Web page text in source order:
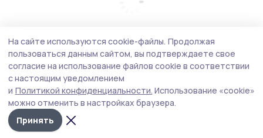
На сайте используются cookie-файлы. Продолжая
пользоваться данным сайтом, вы подтверждаете свое
согласие на использование файлов cookie в соответствии
с настоящим уведомлением
и Политикой конфиденциальности. Использование «cookie»
можно отменить в настройках браузера.
Принять